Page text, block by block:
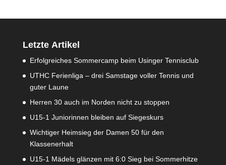
Letzte Artikel
Erfolgreiches Sommercamp beim Usinger Tennisclub
UTHC Ferienliga – drei Samstage voller Tennis und
guter Laune
Herren 30 auch im Norden nicht zu stoppen
U15-1 Juniorinnen bleiben auf Siegeskurs
Wichtiger Heimsieg der Damen 50 für den
Klassenerhalt
U15-1 Mädels glänzen mit 6:0 Sieg bei Sommerhitze